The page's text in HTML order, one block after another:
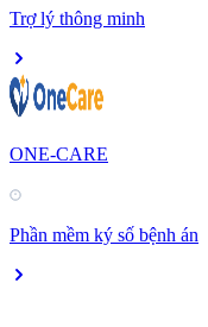
Trợ lý thông minh
ONE-CARE
Phần mềm ký số bệnh án